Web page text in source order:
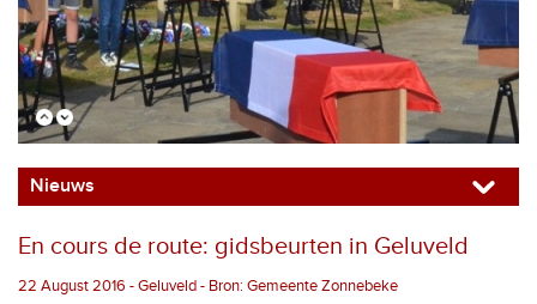
Nieuws
En cours de route: gidsbeurten in Geluveld
22 August 2016 - Geluveld - Bron: Gemeente Zonnebeke